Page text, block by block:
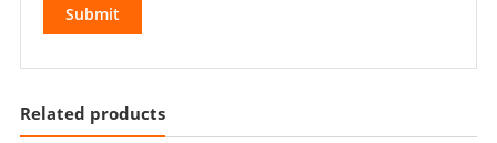
Related products